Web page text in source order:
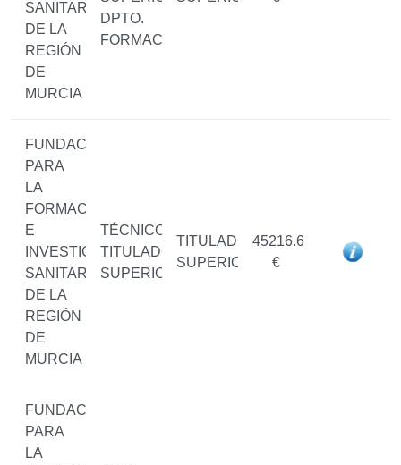
SANITARIAS
DE LA
REGIÓN
DE
MURCIA
DPTO.
FORMACIÓN
FUNDACIÓN
PARA
LA
FORMACIÓN
E
INVESTIGACIÓN
SANITARIAS
DE LA
REGIÓN
DE
MURCIA
TÉCNICO/A
TITULADO/A
SUPERIOR
TITULADO/A
SUPERIOR
45216.6
€
FUNDACIÓN
PARA
LA